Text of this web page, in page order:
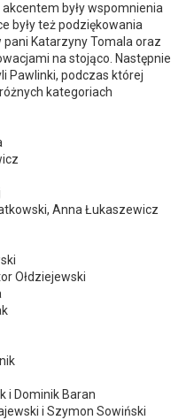
były wspomnienia
były też podziękowania
Katarzyny Tomala oraz
na stojąco. Następnie
Pawlinki, podczas której
kategoriach
Anna Łukaszewicz
Ołdziejewski
i Dominik Baran
i Szymon Sowiński